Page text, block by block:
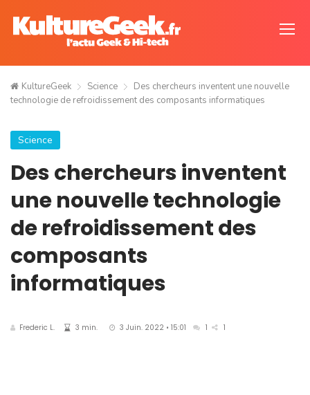
KultureGeek Science
Des chercheurs inventent une nouvelle
technologie de refroidissement des composants informatiques
Science
Des chercheurs inventent
une nouvelle technologie
de refroidissement des
composants
informatiques
Frederic L. 3 min. 3 Juin. 2022 • 15:01 1 1